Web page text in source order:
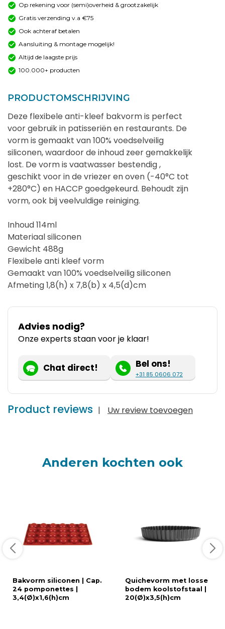
Op rekening voor (semi)overheid & grootzakelijk
Gratis verzending v.a €75
Ook achteraf betalen
Aansluiting & montage mogelijk!
Altijd de laagste prijs
100.000+ producten
PRODUCTOMSCHRIJVING
Deze flexibele anti-kleef bakvorm is perfect
voor gebruik in patisseriën en restaurants. De
vorm is gemaakt van 100% voedselveilig
siliconen, waardoor de inhoud zeer gemakkelijk
lost. De vorm is vaatwasser bestendig ,
geschikt voor in de vriezer en oven (-40°C tot
+280°C) en HACCP goedgekeurd. Behoudt zijn
vorm, ook bij veelvuldige reiniging.
Inhoud 114ml
Materiaal siliconen
Gewicht 488g
Flexibele anti kleef vorm
Gemaakt van 100% voedselveilig siliconen
Afmeting 1,8(h) x 7,8(b) x 4,5(d)cm
Advies nodig?
Onze experts staan voor je klaar!
Chat direct! Bel ons!
+31 85 0606 072
Product reviews | Uw review toevoegen
Anderen kochten ook
Bakvorm siliconen | Cap.
24 pomponettes |
3,4(Ø)x1,6(h)cm
Quichevorm met losse
bodem koolstofstaal |
20(Ø)x3,5(h)cm